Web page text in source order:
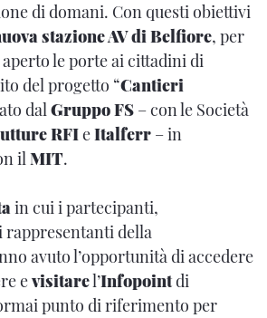
di domani. Con questi obiettivi
stazione AV di Belfiore, per
le porte ai cittadinidi
del progetto “Cantieri
dalGruppo FS – con le Società
RFIeItalferr – in
ilMIT.
in cui i partecipanti,
rappresentanti della
avuto l’opportunità di accedere
evisitarel’Infopointdi
punto di riferimento per